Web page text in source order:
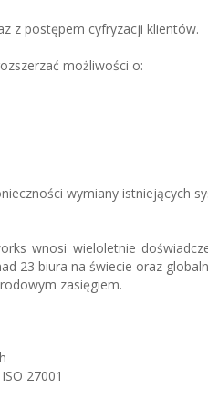
z postępem cyfryzacji klientów.
możliwości o:
wymiany istniejących
wnosi wieloletnie
23 biura na świecie oraz
zasięgiem.
27001